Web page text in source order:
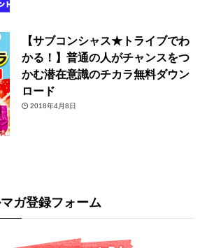
【サブコンシャス★トライブでわ
かる！】普通の人がチャンスをつ
かむ潜在意識のチカラ無料ダウン
ロード
2018年4月8日
ガ登録フォーム